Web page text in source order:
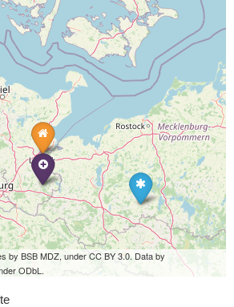
by BSB MDZ, under CC BY 3.0. Data by
ODbL.